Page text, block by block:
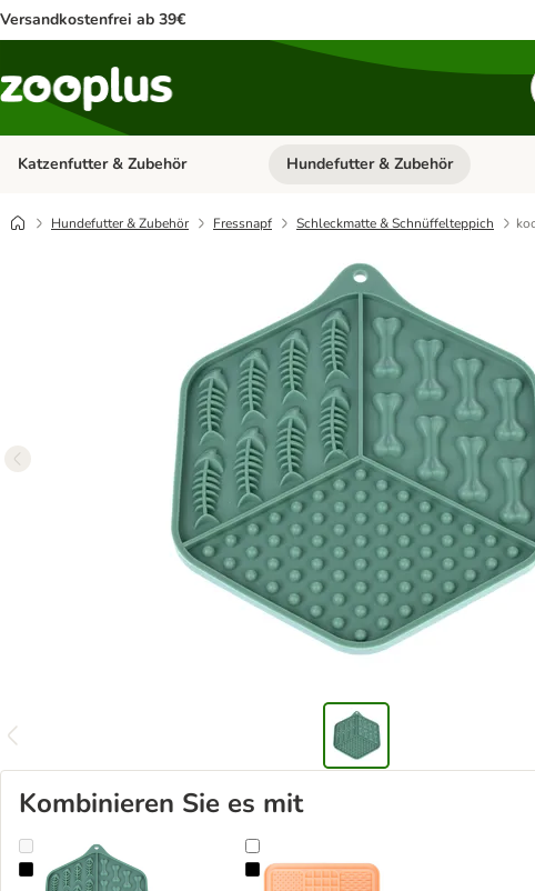
Versandkostenfrei ab 39€
Katzenfutter & Zubehör Kategorie-Menü öffnen: Katzenfutter
Hundefutter & Zubehör
Hundefutter & Zubehör Fressnapf Schleckmatte & Schnüffelteppich
Kombinieren Sie es mit
kooa Schleckmatte Bathtime TIAKI Schleckmatte mit Saugnäpfen